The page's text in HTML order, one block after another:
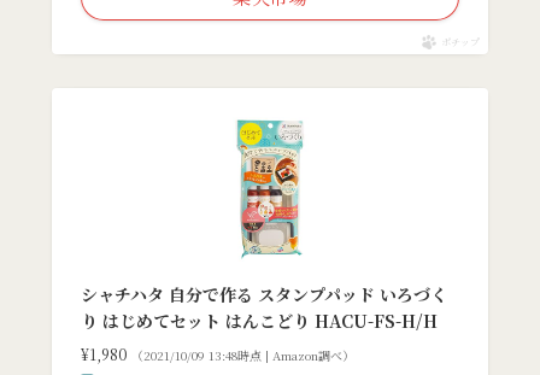
ポチップ
シャチハタ 自分で作る スタンプパッド いろづく
り はじめてセット はんこどり HACU-FS-H/H
¥1,980 （2021/10/09 13:48時点 | Amazon調べ）